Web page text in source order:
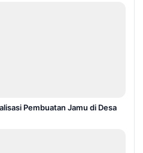
Pembuatan Jamu di Desa